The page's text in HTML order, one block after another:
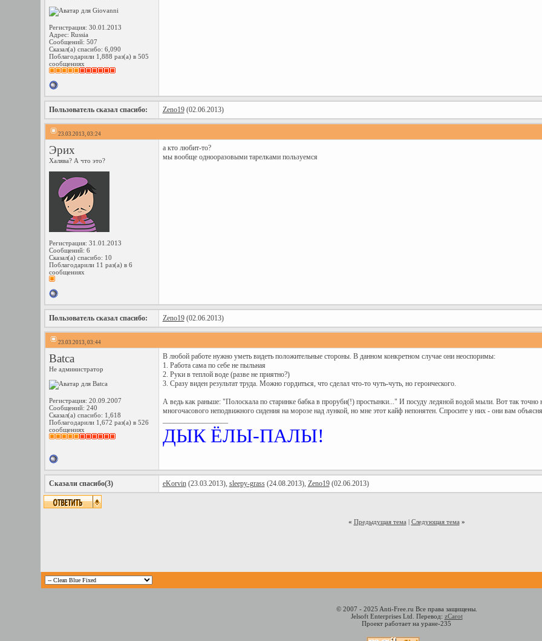
Регистрация: 30.01.2013
Адрес: Russia
Сообщений: 507
Сказал(а) спасибо: 6,090
Поблагодарили 1,888 раз(а) в 505
сообщениях
Пользователь сказал cпасибо: Zeno19(02.06.2013)
23.03.2013, 03:24
Эрих
Халява? А что это?
Регистрация: 31.01.2013
Сообщений: 6
Сказал(а) спасибо: 10
Поблагодарили 11 раз(а) в 6
сообщениях
а кто любит-то?
мы вообще однооразовыми тарелками пользуемся
Пользователь сказал cпасибо: Zeno19(02.06.2013)
23.03.2013, 03:44
Batca
Не администратор
Регистрация: 20.09.2007
Сообщений: 240
Сказал(а) спасибо: 1,618
Поблагодарили 1,672 раз(а) в 526
сообщениях
В любой работе нужно уметь видеть положительные стороны. В данном конкретном случае они неоспоримы:
1. Работа сама по себе не пыльная
2. Руки в теплой воде (разве не приятно?)
3. Сразу виден результат труда. Можно гордиться, что сделал что-то чуть-чуть, но героического.
А ведь как раньше: "Полоскала по старинке бабка в проруби(!) простынки..." И посуду ледяной водой мыли. Вот так
многочасового неподвижного сидения на морозе над лункой, но мне этот кайф непонятен. Спросите у них - они вам
ДЫК ЁЛЫ-ПАЛЫ!
Сказали спасибо(3) eKorvin(23.03.2013), sleepy-grass(24.08.2013), Zeno19(02.06.2013)
« Предыдущая тема | Следующая тема »
© 2007 - 2025 Anti-Free.ru Все права защищены.
Jelsoft Enterprises Ltd. Перевод: zCarot
Проект работает на уране-235